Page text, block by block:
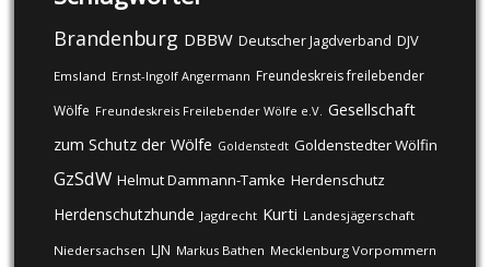
Brandenburg DBBW Deutscher Jagdverband DJV
Emsland Ernst-Ingolf Angermann Freundeskreis freilebender
Wölfe Freundeskreis Freilebender Wölfe e.V. Gesellschaft
zum Schutz der Wölfe Goldenstedt Goldenstedter Wölfin
GzSdW Helmut Dammann-Tamke Herdenschutz
Herdenschutzhunde Jagdrecht Kurti Landesjägerschaft
Niedersachsen LJN Markus Bathen Mecklenburg Vorpommern